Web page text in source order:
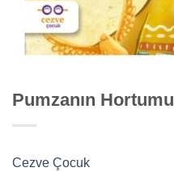
Pumzanın Hortumu
Cezve Çocuk